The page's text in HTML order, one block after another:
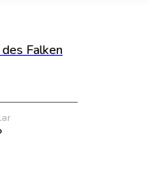
Falken